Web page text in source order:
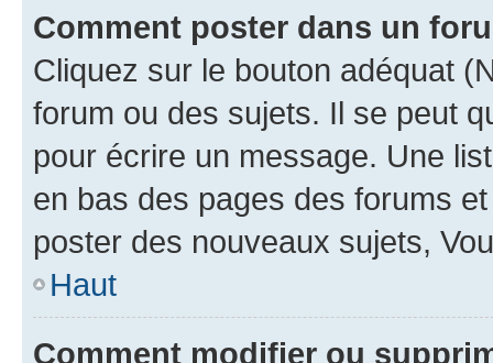
Comment poster dans un
Cliquez sur le bouton adéquat
forum ou des sujets. Il se peut
pour écrire un message. Une
en bas des pages des forums
poster des nouveaux sujets,
Haut
Comment modifier ou